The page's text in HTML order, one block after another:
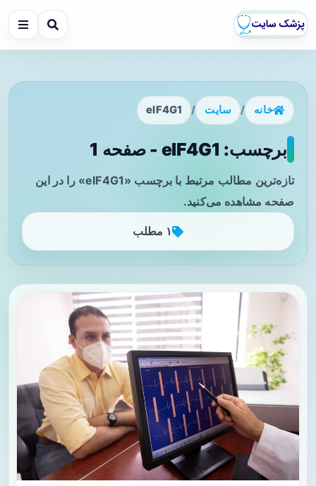
خانه / سایت /
eIF4G1
برچسب: eIF4G1 - صفحه 1
تازه‌ترین مطالب مرتبط با برچسب «eIF4G1» را در این
صفحه مشاهده می‌کنید.
۱ مطلب